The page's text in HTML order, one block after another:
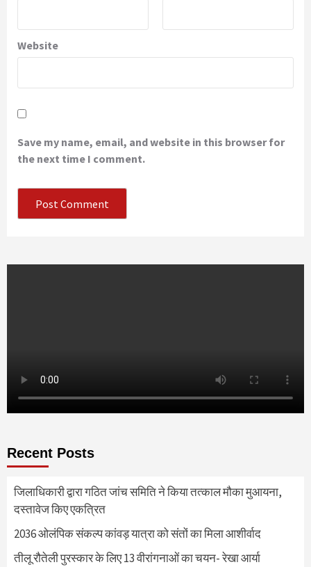
Website
Save my name, email, and website in this browser for
the next time I comment.
Recent Posts
जिलाधिकारी द्वारा गठित जांच समिति ने किया तत्काल मौका मुआयना,
दस्तावेज किए एकत्रित
2036 ओलंपिक संकल्प कांवड़ यात्रा को संतों का मिला आशीर्वाद
तीलू रौतेली पुरस्कार के लिए 13 वीरांगनाओं का चयन- रेखा आर्या